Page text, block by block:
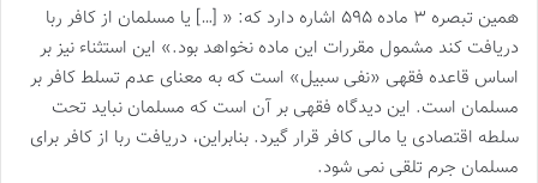
همین تبصره ۳ ماده ۵۹۵ اشاره دارد که: « […] یا مسلمان از کافر ربا
دریافت کند مشمول مقررات این ماده نخواهد بود.» این استثناء نیز بر
اساس قاعده فقهی «نفی سبیل» است که به معنای عدم تسلط کافر بر
مسلمان است. این دیدگاه فقهی بر آن است که مسلمان نباید تحت
سلطه اقتصادی یا مالی کافر قرار گیرد. بنابراین، دریافت ربا از کافر برای
مسلمان جرم تلقی نمی شود.